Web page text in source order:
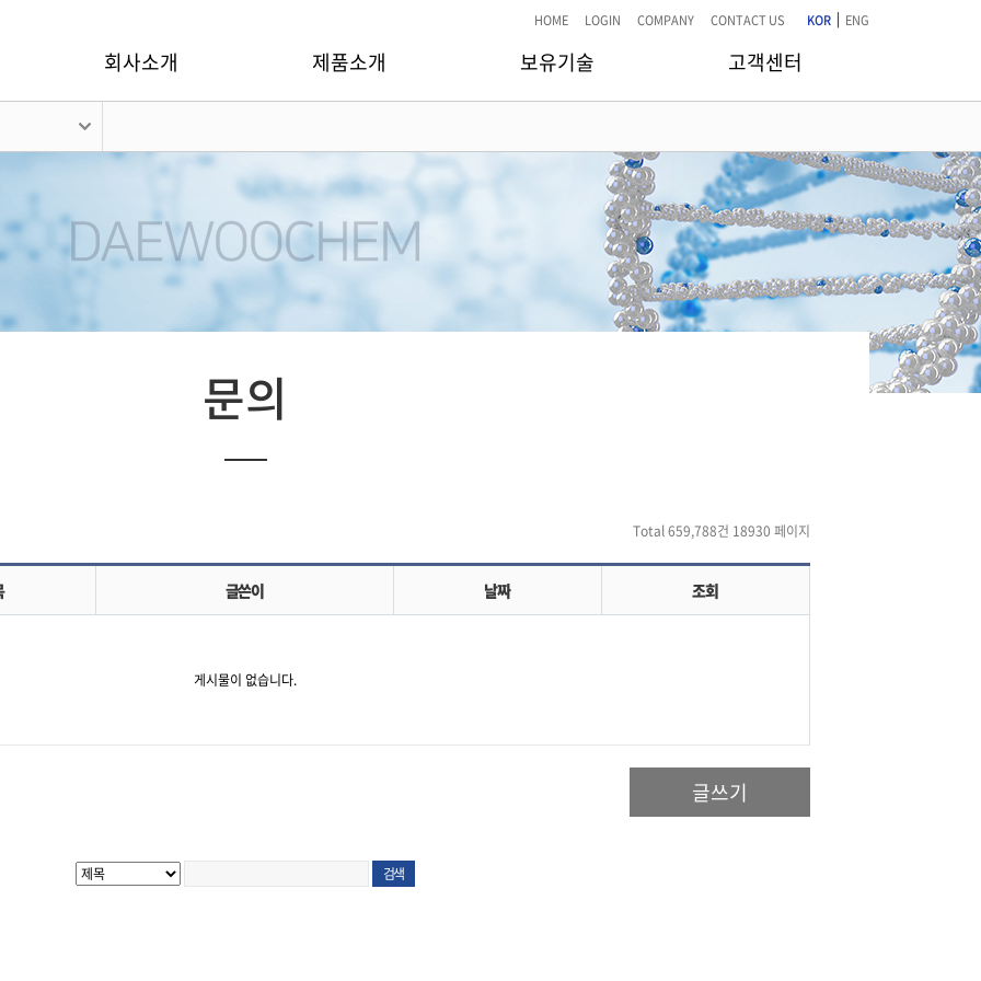
HOME LOGIN COMPANY CONTACT US KOR | ENG
회사소개 제품소개 보유기술 고객센터
문의
Total 659,788건 18930 페이지
글쓴이 날짜 조회
게시물이 없습니다.
글쓰기